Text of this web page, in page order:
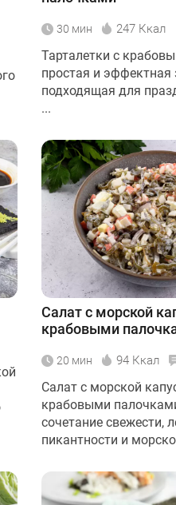
30 мин 247 Ккал
Тарталетки с
простая и эффектная
подходящая для
...
Салат с морской
крабовыми
20 мин 94 Ккал
Салат с морской
крабовыми
сочетание свежести,
пикантности и